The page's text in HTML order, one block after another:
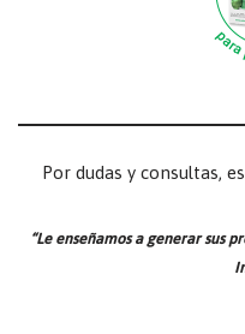
Por dudas y consultas,
“Le enseñamos a generar sus